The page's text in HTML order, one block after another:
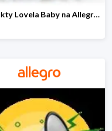
Produkty Lovela Baby na Allegro do -30%